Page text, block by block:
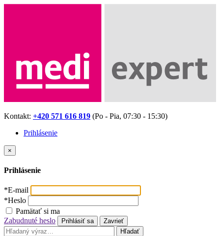
Kontakt: +420 571 616 819 (Po - Pia, 07:30 - 15:30)
Prihlásenie
×
Prihlásenie
*E-mail
*Heslo
Pamätať si ma
Zabudnuté heslo
Prihlásiť sa
Zavrieť
Hľadať